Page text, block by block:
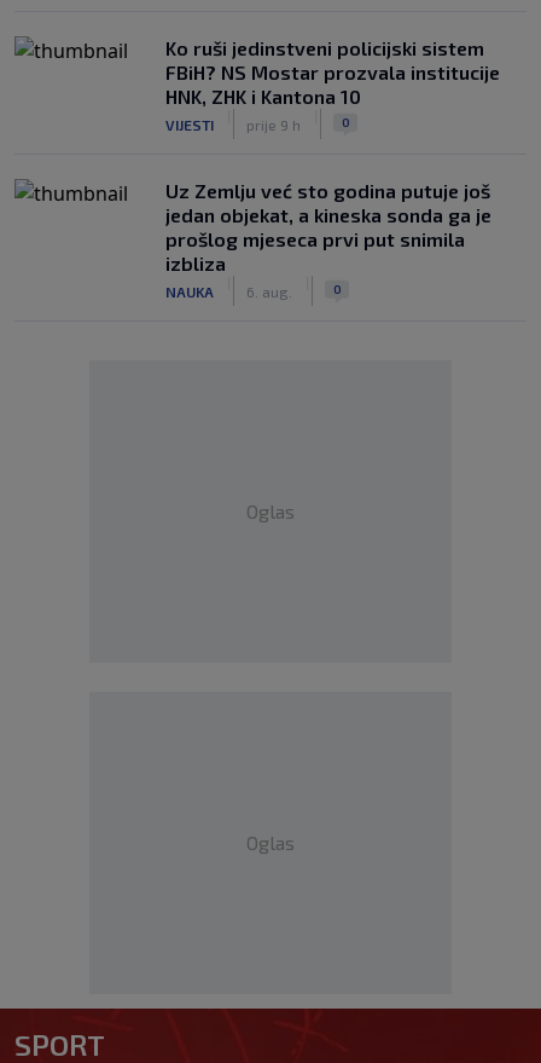
Ko ruši jedinstveni policijski sistem
FBiH? NS Mostar prozvala institucije
HNK, ZHK i Kantona 10
VIJESTI prije 9 h 0
Uz Zemlju već sto godina putuje još
jedan objekat, a kineska sonda ga je
prošlog mjeseca prvi put snimila
izbliza
NAUKA 6. aug. 0
Oglas
Oglas
SPORT